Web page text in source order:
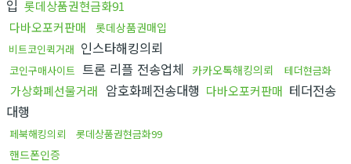
입 롯데상품권현금화91
다바오포커판매
롯데상품권매입
비트코인퀵거래 인스타해킹의뢰
코인구매사이트 트론 리플 전송업체 카카오톡해킹의뢰 테더현금화
가상화폐선물거래 암호화폐전송대행 다바오포커판매 테더전송
대행
페북해킹의뢰 롯데상품권현금화99
핸드폰인증